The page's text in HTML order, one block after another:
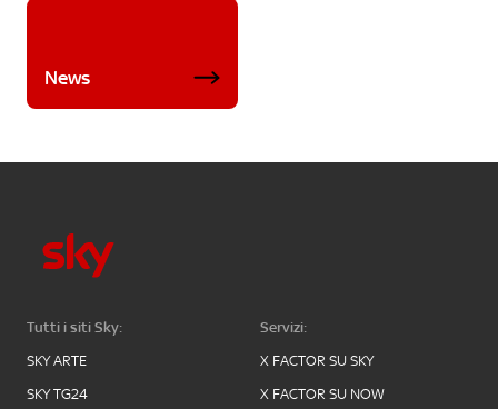
News
Tutti i siti Sky:
SKY ARTE
SKY TG24
Servizi:
X FACTOR SU SKY
X FACTOR SU NOW